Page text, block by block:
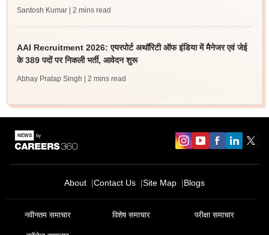
Santosh Kumar | 2 mins read
AAI Recruitment 2026: एयरपोर्ट अथॉरिटी ऑफ इंडिया में मैनेजर एवं जेई
के 389 पदों पर निकली भर्ती, आवेदन शुरू
Abhay Pratap Singh | 2 mins read
About Contact Us Site Map Blogs
नवीनतम समाचार विशेष समाचार परीक्षा समाचार
Sign In/Sign Up
access our resources on
Exams, Study